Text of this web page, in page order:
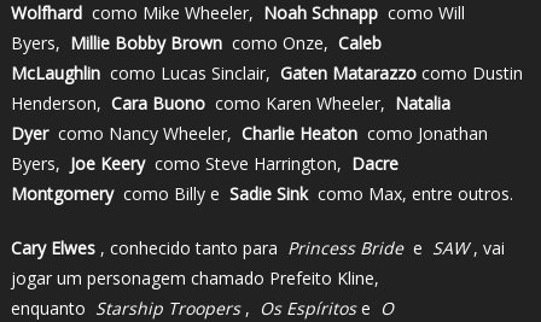
Wolfhardcomo Mike Wheeler, Noah Schnappcomo Will
Byers, Millie Bobby Browncomo Onze, Caleb
McLaughlincomo Lucas Sinclair, Gaten Matarazzocomo Dustin
Henderson, Cara Buonocomo Karen Wheeler, Natalia
Dyercomo Nancy Wheeler, Charlie Heatoncomo Jonathan
Byers, Joe Keerycomo Steve Harrington, Dacre
Montgomerycomo Billy e Sadie Sinkcomo Max, entre outros.
Cary Elwes, conhecido tanto para Princess Bridee SAW, vai
jogar um personagem chamado Prefeito Kline,
enquanto Starship Troopers, Os Espíritose O